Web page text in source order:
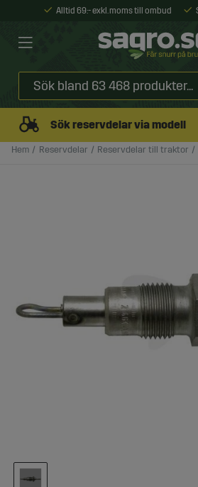
Alltid 69:- exkl. moms till ombud
Sök reservdelar via modell
Hem Reservdelar Reservdelar till traktor